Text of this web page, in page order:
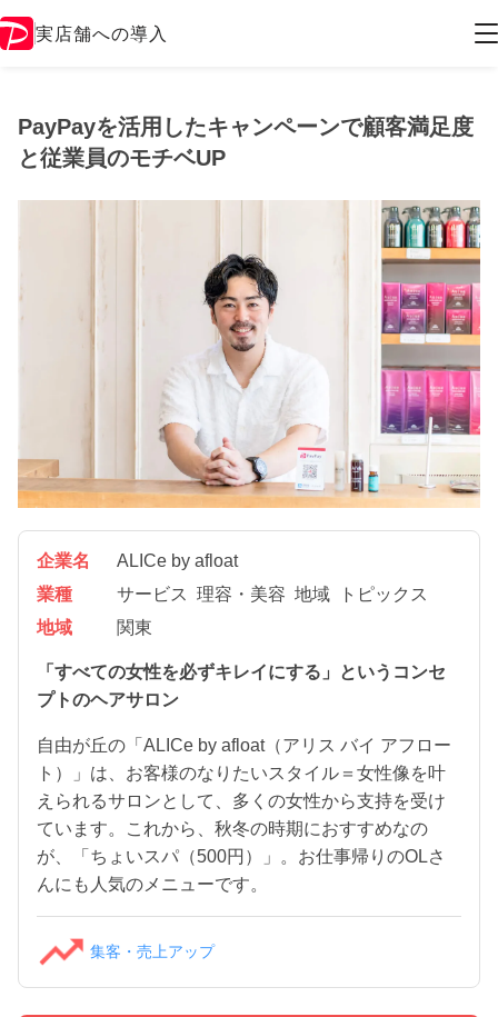
実店舗への導入
PayPayを活用したキャンペーンで顧客満足度
と従業員のモチベUP
企業名
ALICe by afloat
業種
サービス 理容・美容 地域
トピックス
地域
関東
「すべての女性を必ずキレイにする」というコンセ
プトのヘアサロン
自由が丘の「ALICe by afloat（アリス バイ アフロー
ト）」は、お客様のなりたいスタイル＝女性像を叶
えられるサロンとして、多くの女性から支持を受け
ています。これから、秋冬の時期におすすめなの
が、「ちょいスパ（500円）」。お仕事帰りのOLさ
んにも人気のメニューです。
集客・売上アップ